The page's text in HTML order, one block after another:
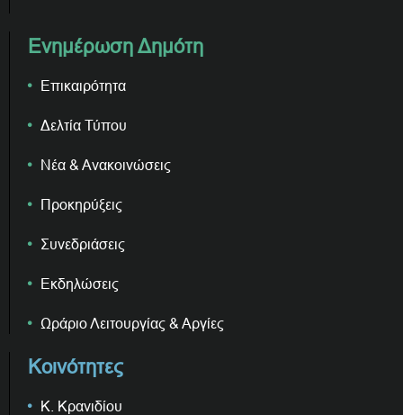
Ενημέρωση Δημότη
Επικαιρότητα
Δελτία Τύπου
Νέα & Ανακοινώσεις
Προκηρύξεις
Συνεδριάσεις
Εκδηλώσεις
Ωράριο Λειτουργίας & Αργίες
Κοινότητες
Κ. Κρανιδίου